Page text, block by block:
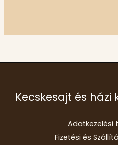
Kecskesajt és házi
Adatkezelési
Fizetési és